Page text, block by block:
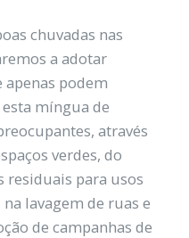
chuvadas nas
a adotar
apenas podem
míngua de
através
verdes, do
residuais para usos
lavagem de ruas e
de campanhas de